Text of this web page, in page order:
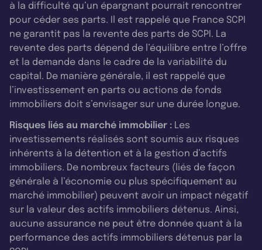
à la difficulté qu’un épargnant pourrait rencontrer
pour céder ses parts. Il est rappelé que France SCPI
ne garantit pas la revente des parts de SCPI. La
revente des parts dépend de l’équilibre entre l’offre
et la demande dans le cadre de la variabilité du
capital. De manière générale, il est rappelé que
l’investissement en parts ou actions de fonds
immobiliers doit s’envisager sur une durée longue.
Risques liés au marché immobilier : Les
investissements réalisés sont soumis aux risques
inhérents à la détention et à la gestion d’actifs
immobiliers. De nombreux facteurs (liés de façon
générale à l’économie ou plus spécifiquement au
marché immobilier) peuvent avoir un impact négatif
sur la valeur des actifs immobiliers détenus. Ainsi,
aucune assurance ne peut être donnée quant à la
performance des actifs immobiliers détenus par la